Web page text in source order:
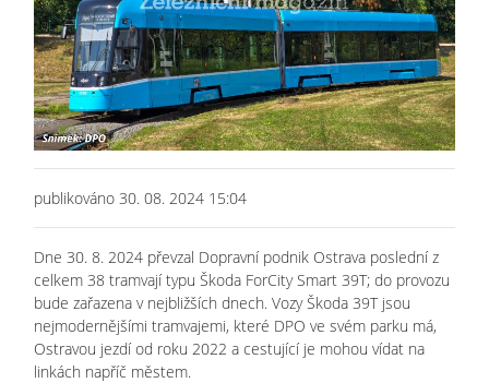
publikováno 30. 08. 2024 15:04
Dne 30. 8. 2024 převzal Dopravní podnik Ostrava poslední z
celkem 38 tramvají typu Škoda ForCity Smart 39T; do provozu
bude zařazena v nejbližších dnech. Vozy Škoda 39T jsou
nejmodernějšími tramvajemi, které DPO ve svém parku má,
Ostravou jezdí od roku 2022 a cestující je mohou vídat na
linkách napříč městem.